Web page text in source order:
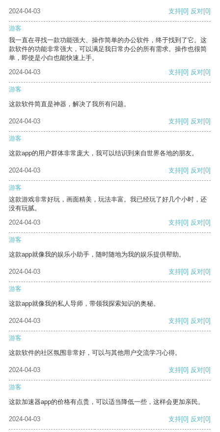
2024-04-03
支持[0] 反对[0]
游客
我一直在寻找一款功能强大、操作简单的办公软件，终于找到了它。这
款软件的功能非常强大，可以满足我日常办公的所有需求。操作也很简
单，即使是小白也能快速上手。
2024-04-03
支持[0] 反对[0]
游客
这款软件简直是神器，解决了我所有问题。
2024-04-03 支持[0] 反对[0]
游客
这款app的用户群体非常庞大，我可以结识到来自世界各地的朋友。
2024-04-03 支持[0] 反对[0]
游客
这款游戏非常好玩，画面精美，玩法丰富。我已经玩了好几个小时，还
没有玩腻。
2024-04-03
支持[0] 反对[0]
游客
这款app就像我的娱乐小助手，随时随地为我的娱乐提供帮助。
2024-04-03 支持[0] 反对[0]
游客
这款app就像我的私人导师，带领我探索知识的奥秘。
2024-04-03 支持[0] 反对[0]
游客
这款软件的社区氛围非常好，可以与其他用户交流学习心得。
2024-04-03 支持[0] 反对[0]
游客
这款加速器app的价格有点贵，可以适当降低一些，这样会更加亲民。
2024-04-03 支持[0] 反对[0]